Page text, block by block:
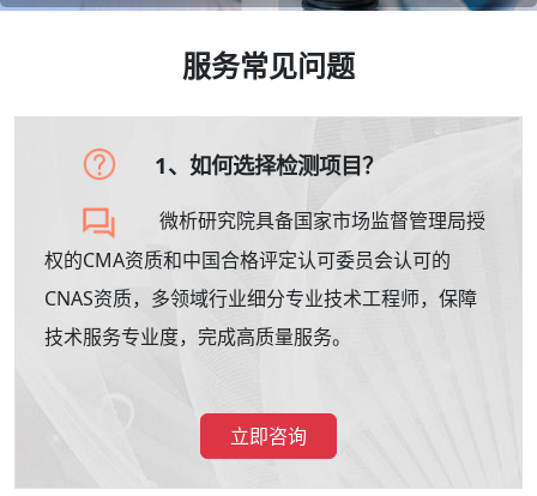
服务常见问题
1、如何选择检测项目？
微析研究院具备国家市场监督管理局授
权的CMA资质和中国合格评定认可委员会认可的
CNAS资质，多领域行业细分专业技术工程师，保障
技术服务专业度，完成高质量服务。
立即咨询